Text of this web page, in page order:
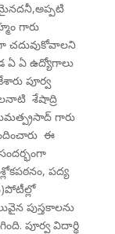
గారు
చదువుకోవాలని
ఏ ఏ ఉద్యోగాలు
పూర్వ
శేషాద్రి
గారు
ఈ
పద్య
పుస్తకాలను
పూర్వ విదార్థి